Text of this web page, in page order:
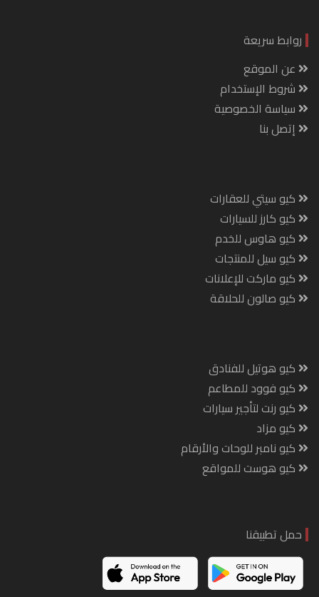
روابط سريعة
عن الموقع
شروط الإستخدام
سياسة الخصوصية
إتصل بنا
كيو سيتي للعقارات
كيو كارز للسيارات
كيو هاوس للخدم
كيو سيل للمنتجات
كيو ماركت للإعلانات
كيو صالون للحلاقة
كيو هوتيل للفنادق
كيو فوود للمطاعم
كيو رنت لتأجير سيارات
كيو مزاد
كيو نامبر للوحات والأرقام
كيو هوست للمواقع
حمل تطبيقنا